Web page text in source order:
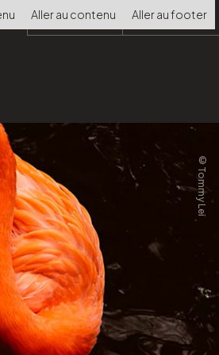
Aller au contenu Aller au footer
Choisir
la
©Tommy Lei